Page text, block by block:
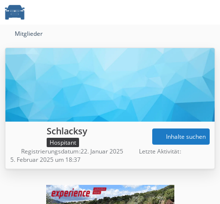
Mitglieder
Schlacksy
Hospitant
Inhalte suchen
Registrierungsdatum 22. Januar 2025
Letzte Aktivität
5. Februar 2025 um 18:37